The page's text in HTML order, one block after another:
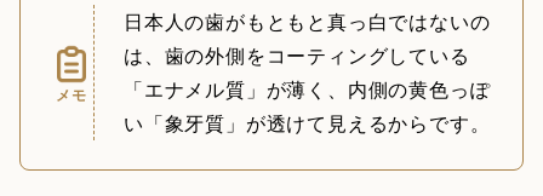
メモ
日本人の歯がもともと真っ白ではないの
は、歯の外側をコーティングしている
「エナメル質」が薄く、内側の黄色っぽ
い「象牙質」が透けて見えるからです。